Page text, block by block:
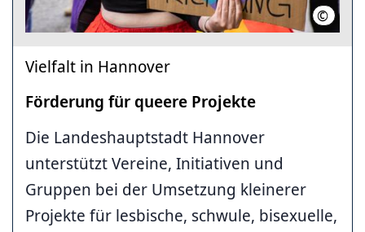
© LHH
Vielfalt in Hannover
Förderung für queere Projekte
Die Landeshauptstadt Hannover
unterstützt Vereine, Initiativen und
Gruppen bei der Umsetzung kleinerer
Projekte für lesbische, schwule, bisexuelle,